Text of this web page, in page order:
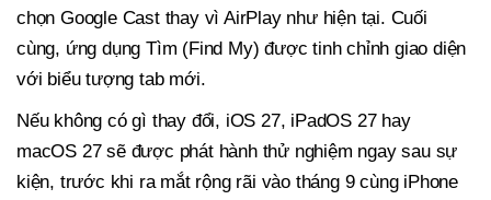
chọn Google Cast thay vì AirPlay như hiện tại. Cuối
cùng, ứng dụng Tìm (Find My) được tinh chỉnh giao diện
với biểu tượng tab mới.
Nếu không có gì thay đổi, iOS 27, iPadOS 27 hay
macOS 27 sẽ được phát hành thử nghiệm ngay sau sự
kiện, trước khi ra mắt rộng rãi vào tháng 9 cùng iPhone